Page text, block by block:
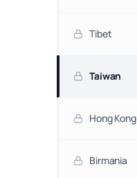
Tibet
Taiwan
Hong Kong
Birmania